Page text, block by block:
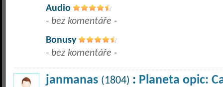
Audio
- bez komentáře -
Bonusy
- bez komentáře -
janmanas (1804) : Planeta opic: